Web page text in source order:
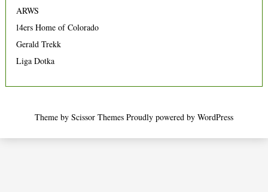
ARWS
14ers Home of Colorado
Gerald Trekk
Liga Dotka
Theme by Scissor Themes Proudly powered by WordPress